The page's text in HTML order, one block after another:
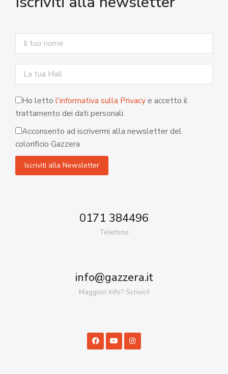
Ho letto l'informativa sulla Privacye accetto il
trattamento dei dati personali.
Acconsento ad iscrivermi alla newsletter del
colorificio Gazzera
0171 384496
Telefono
info@gazzera.it
Maggiori info? Scrivici!